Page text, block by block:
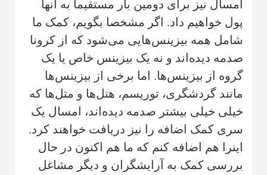
امسال نیز برای دومین بار مستقیما به آنها
پول خواهیم داد. اگر مشخصا بگویم، کمک ما
شامل همه بیزینس‌هایی می‌شود که از کرونا
صدمه دیده‌اند و نه یک بیزینس خاص یا یک
گروه از بیزینس‌ها. اما برخی از بیزینس‌ها
مانند گردشگری، توریسم، هتل‌ها و متل‌ها که
خیلی خیلی بیشتر صدمه دیده‌اند، امسال یک
سری کمک اضافه را نیز دریافت خواهند کرد.
اینرا هم اضافه کنم که ما هم اکنون در حال
بررسی کمک به آرایشگران و دیگر مشاغل